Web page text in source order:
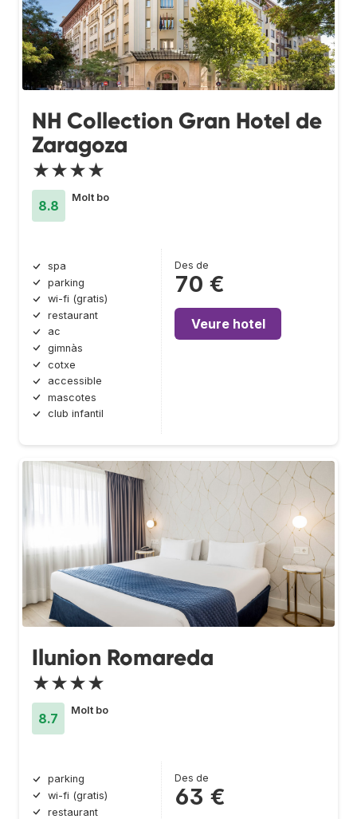
NH Collection Gran Hotel de
Zaragoza
★★★★
8.8
Molt bo
spa
parking
wi-fi (gratis)
restaurant
ac
gimnàs
cotxe
accessible
mascotes
club infantil
Des de
70 €
Veure hotel
Ilunion Romareda
★★★★
8.7
Molt bo
parking
wi-fi (gratis)
restaurant
Des de
63 €